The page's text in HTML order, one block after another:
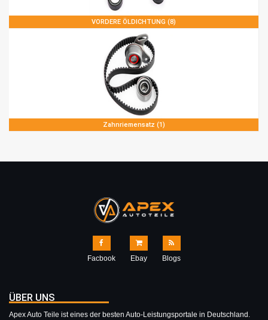
VORDERE ÖLDICHTUNG (8)
Zahnriemensatz (1)
Facbook Ebay Blogs
ÜBER UNS
Apex Auto Teile ist eines der besten Auto-Leistungsportale in Deutschland.